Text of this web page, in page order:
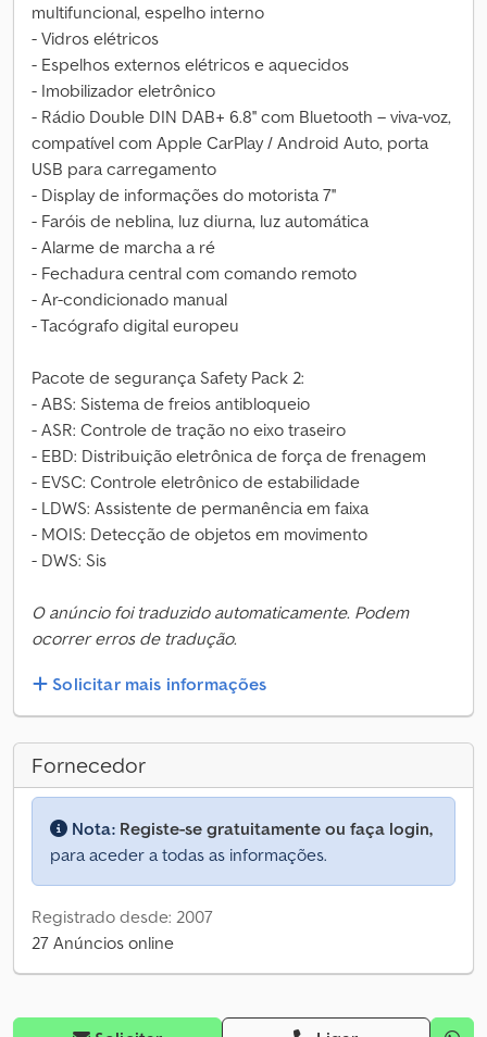
multifuncional, espelho interno
- Vidros elétricos
- Espelhos externos elétricos e aquecidos
- Imobilizador eletrônico
- Rádio Double DIN DAB+ 6.8'' com Bluetooth – viva-voz,
compatível com Apple CarPlay / Android Auto, porta
USB para carregamento
- Display de informações do motorista 7''
- Faróis de neblina, luz diurna, luz automática
- Alarme de marcha a ré
- Fechadura central com comando remoto
- Ar-condicionado manual
- Tacógrafo digital europeu
Pacote de segurança Safety Pack 2:
- ABS: Sistema de freios antibloqueio
- ASR: Controle de tração no eixo traseiro
- EBD: Distribuição eletrônica de força de frenagem
- EVSC: Controle eletrônico de estabilidade
- LDWS: Assistente de permanência em faixa
- MOIS: Detecção de objetos em movimento
- DWS: Sis
O anúncio foi traduzido automaticamente. Podem
ocorrer erros de tradução.
Solicitar mais informações
Fornecedor
Nota: Registe-se gratuitamente ou faça login,
para aceder a todas as informações.
Registrado desde: 2007
27 Anúncios online